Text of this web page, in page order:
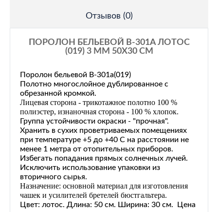
Отзывов (0)
ПОРОЛОН БЕЛЬЕВОЙ B-301A ЛОТОС
(019) 3 ММ 50Х30 СМ
Поролон бельевой В-301а(019)
Полотно многослойное дублированное с
обрезанной кромкой.
Лицевая сторона - трикотажное полотно 100 %
полиэстер, изнаночная сторона - 100 % хлопок.
Группа устойчивости окраски - "прочная".
Хранить в сухих проветриваемых помещениях
при температуре +5 до +40 С на расстоянии не
менее 1 метра от отопительных приборов.
Избегать попадания прямых солнечных лучей.
Исключить использование упаковки из
вторичного сырья.
Назначение: основной материал для изготовления
чашек и усилителей бретелей бюстгальтера.
Цвет: лотос. Длина: 50 см. Ширина: 30 см. Цена